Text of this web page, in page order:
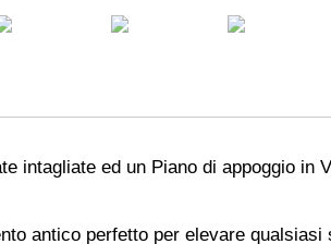
intagliate ed un Piano di appoggio in
antico perfetto per elevare qualsiasi